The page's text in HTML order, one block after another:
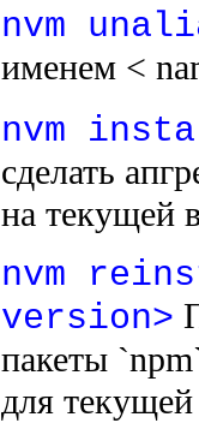
nvm
именем <
nvm
сделать
на текущей
nvm
version>
пакеты
для